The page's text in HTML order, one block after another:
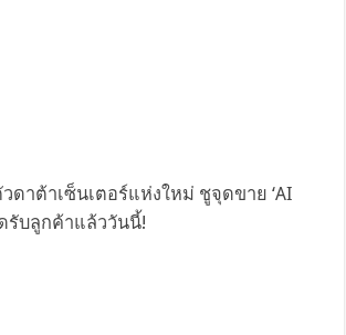
วดาต้าเซ็นเตอร์แห่งใหม่ ชูจุดขาย ‘AI
ดรับลูกค้าแล้ววันนี้!